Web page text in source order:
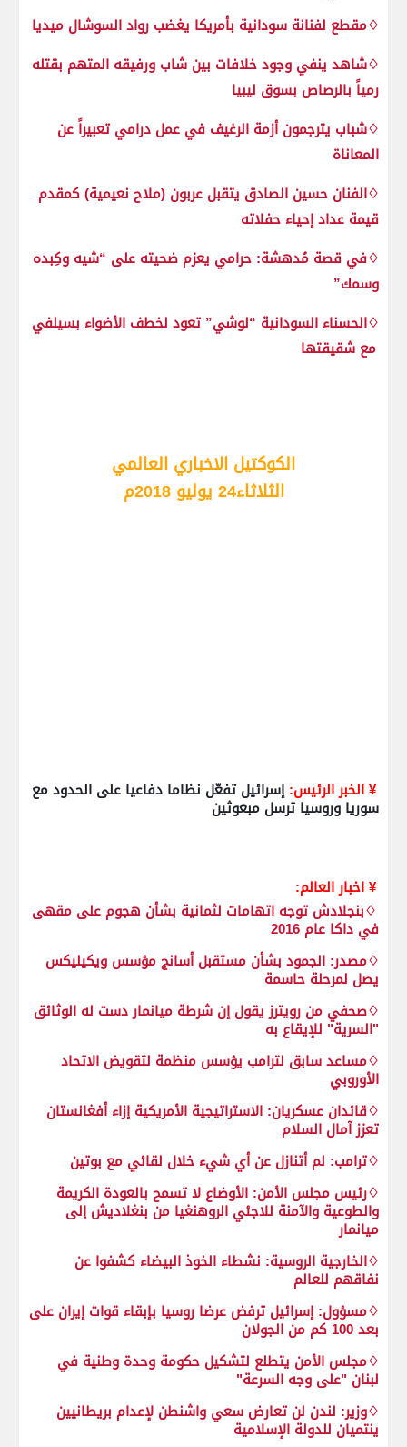
♢مقطع لفنانة سودانية بأمريكا يغضب رواد السوشال ميديا
♢شاهد ينفي وجود خلافات بين شاب ورفيقه المتهم بقتله
رمياً بالرصاص بسوق ليبيا
♢شباب يترجمون أزمة الرغيف في عمل درامي تعبيراً عن
المعاناة
♢الفنان حسين الصادق يتقبل عربون (ملاح نعيمية) كمقدم
قيمة عداد إحياء حفلاته
♢في قصة مُدهشة: حرامي يعزم ضحيته على “شيه وكِبده
وسمك”
♢الحسناء السودانية “لوشي” تعود لخطف الأضواء بسيلفي
مع شقيقتها
الكوكتيل الاخباري العالمي
الثلاثاء24 يوليو 2018م
¥ الخبر الرئيس: إسرائيل تفعّل نظاما دفاعيا على الحدود مع
سوريا وروسيا ترسل مبعوثين
¥ اخبار العالم:
♢بنجلادش توجه اتهامات لثمانية بشأن هجوم على مقهى
في داكا عام 2016
♢مصدر: الجمود بشأن مستقبل أسانج مؤسس ويكيليكس
يصل لمرحلة حاسمة
♢صحفي من رويترز يقول إن شرطة ميانمار دست له الوثائق
"السرية" للإيقاع به
♢مساعد سابق لترامب يؤسس منظمة لتقويض الاتحاد
الأوروبي
♢قائدان عسكريان: الاستراتيجية الأمريكية إزاء أفغانستان
تعزز آمال السلام
♢ترامب: لم أتنازل عن أي شيء خلال لقائي مع بوتين
♢رئيس مجلس الأمن: الأوضاع لا تسمح بالعودة الكريمة
والطوعية والآمنة للاجئي الروهنغيا من بنغلاديش إلى
ميانمار
♢الخارجية الروسية: نشطاء الخوذ البيضاء كشفوا عن
نفاقهم للعالم
♢مسؤول: إسرائيل ترفض عرضا روسيا بإبقاء قوات إيران على
بعد 100 كم من الجولان
♢مجلس الأمن يتطلع لتشكيل حكومة وحدة وطنية في
لبنان "على وجه السرعة"
♢وزير: لندن لن تعارض سعي واشنطن لإعدام بريطانيين
ينتميان للدولة الإسلامية